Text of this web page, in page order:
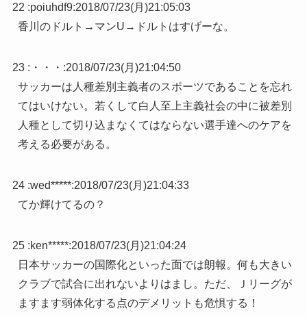
22 :poiuhdf9:2018/07/23(月)21:05:03
香川のドルト→マンU→ドルトはすげーな。
23 : ・・・ :2018/07/23(月)21:04:50
サッカーは人種差別主義者のスポーツであることを忘れ
てはいけない。若くして白人至上主義社会の中に被差別
人種として切り込まなくてはならない選手達へのケアを
考える必要がある。
24 :wed*****:2018/07/23(月)21:04:33
てか輝けてるの？
25 :ken*****:2018/07/23(月)21:04:24
日本サッカーの国際化といった面では朗報。何も大きい
クラブで試合に出れないよりはまし。ただ、Ｊリーグが
ますます弱体化する点のデメリットも危惧する！